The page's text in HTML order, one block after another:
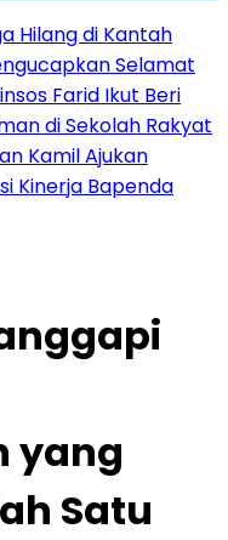
Hilang di Kantah
Selamat
Farid Ikut Beri
di Sekolah Rakyat
Kamil Ajukan
Kinerja Bapenda
yang
Satu